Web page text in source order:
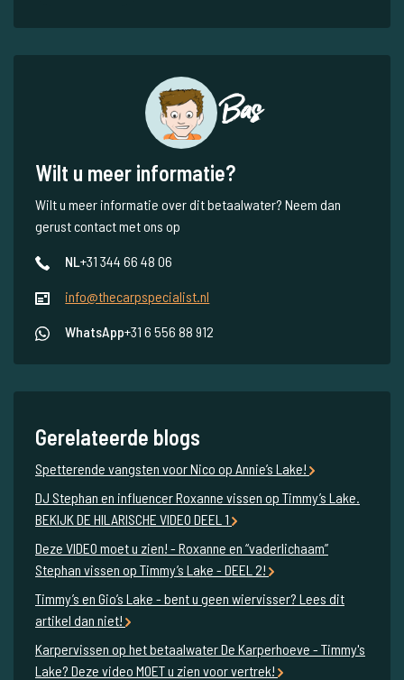
Bas
Wilt u meer informatie?
Wilt u meer informatie over dit betaalwater? Neem dan
gerust contact met ons op
NL+31 344 66 48 06
info@thecarpspecialist.nl
WhatsApp+31 6 556 88 912
Gerelateerde blogs
Spetterende vangsten voor Nico op Annie’s Lake!
DJ Stephan en influencer Roxanne vissen op Timmy’s Lake.
BEKIJK DE HILARISCHE VIDEO DEEL 1
Deze VIDEO moet u zien! - Roxanne en “vaderlichaam”
Stephan vissen op Timmy’s Lake - DEEL 2!
Timmy’s en Gio’s Lake - bent u geen wiervisser? Lees dit
artikel dan niet!
Karpervissen op het betaalwater De Karperhoeve - Timmy's
Lake? Deze video MOET u zien voor vertrek!